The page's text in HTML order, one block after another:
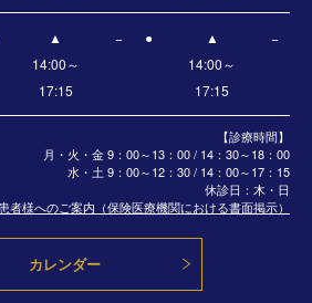
【診療時間】
月・火・金 9：00～13：00 / 14：30～18：00
水・土 9：00～12：30 / 14：00～17：15
休診日：木・日
患者様へのご案内（保険医療機関における書面掲示）
▲
14:00～
17:15
− ●
▲
14:00～
17:15
−
カレンダー